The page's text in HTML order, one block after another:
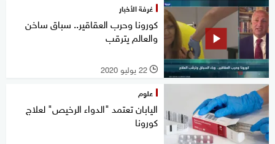
غرفة الأخبار
كورونا وحرب العقاقير.. سباق ساخن
والعالم يترقب
l 22 يوليو 2020
علوم
اليابان تعتمد "الدواء الرخيص" لعلاج
كورونا